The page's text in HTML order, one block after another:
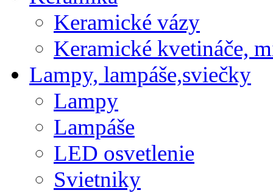
Keramické vázy
Keramické kvetináče,
Lampy, lampáše,sviečky
Lampy
Lampáše
LED osvetlenie
Svietniky